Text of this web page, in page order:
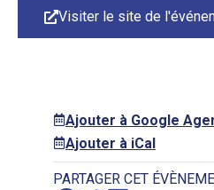
Visiter le site de
Ajouter à Google
Ajouter à iCal
PARTAGER CET